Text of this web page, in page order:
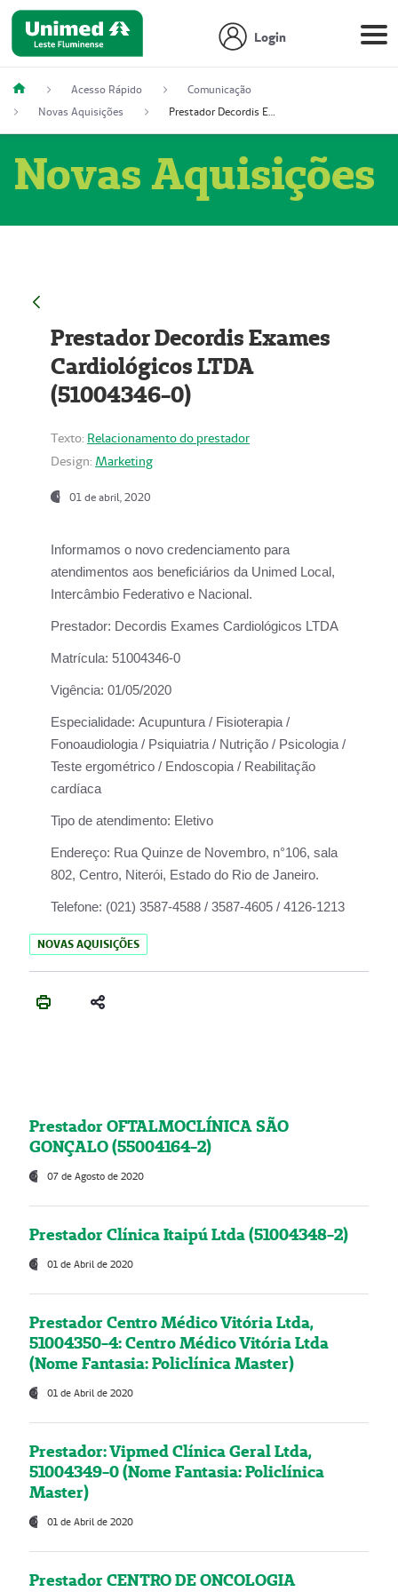
Login
Acesso Rápido
Comunicação
Novas Aquisições
Prestador Decordis Exames Cardiológicos LTDA (51004346-0)
Novas Aquisições
Prestador Decordis Exames
Cardiológicos LTDA
(51004346-0)
Texto: Relacionamento do prestador
Design: Marketing
01 de abril, 2020
Informamos o novo credenciamento para
atendimentos aos beneficiários da Unimed Local,
Intercâmbio Federativo e Nacional.
Prestador: Decordis Exames Cardiológicos LTDA
Matrícula: 51004346-0
Vigência: 01/05/2020
Especialidade: Acupuntura / Fisioterapia /
Fonoaudiologia / Psiquiatria / Nutrição / Psicologia /
Teste ergométrico / Endoscopia / Reabilitação
cardíaca
Tipo de atendimento: Eletivo
Endereço: Rua Quinze de Novembro, n°106, sala
802, Centro, Niterói, Estado do Rio de Janeiro.
Telefone: (021) 3587-4588 / 3587-4605 / 4126-1213
NOVAS AQUISIÇÕES
Prestador OFTALMOCLÍNICA SÃO
GONÇALO (55004164-2)
07 de Agosto de 2020
Prestador Clínica Itaipú Ltda (51004348-2)
01 de Abril de 2020
Prestador Centro Médico Vitória Ltda,
51004350-4: Centro Médico Vitória Ltda
(Nome Fantasia: Policlínica Master)
01 de Abril de 2020
Prestador: Vipmed Clínica Geral Ltda,
51004349-0 (Nome Fantasia: Policlínica
Master)
01 de Abril de 2020
Prestador CENTRO DE ONCOLOGIA